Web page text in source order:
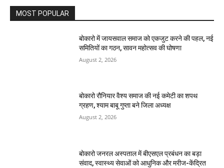
MOST POPULAR
बोकारो में जायसवाल समाज को एकजुट करने की पहल, नई
समितियों का गठन, सावन महोत्सव की घोषणा
August 2, 2026
बोकारो रौनियार वैश्य समाज की नई कमेटी का शपथ
ग्रहण, श्याम बाबू गुप्ता बने जिला अध्यक्ष
August 2, 2026
बोकारो जनरल अस्पताल में बीएसएल प्रबंधन का बड़ा
संवाद, स्वास्थ्य सेवाओं को आधुनिक और मरीज-केंद्रित